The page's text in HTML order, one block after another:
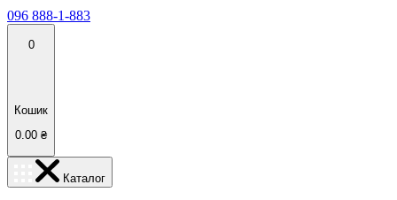
096 888-1-883
0
Кошик
0.00 ₴
Каталог